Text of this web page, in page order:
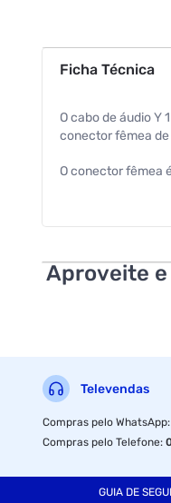
Ficha Técnica
O cabo de áudio Y
conector fêmea de
O conector fêmea
Aproveite
Televendas
Compras pelo WhatsApp
Compras pelo Telefone:
GUIA DE